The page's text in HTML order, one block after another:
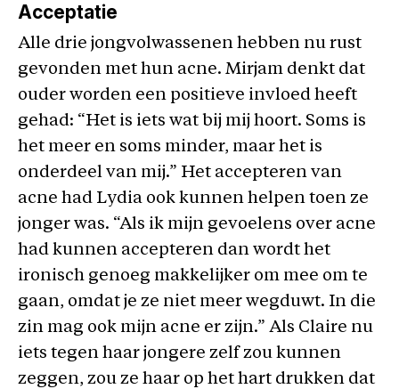
Acceptatie
Alle drie jongvolwassenen hebben nu rust
gevonden met hun acne. Mirjam denkt dat
ouder worden een positieve invloed heeft
gehad: “Het is iets wat bij mij hoort. Soms is
het meer en soms minder, maar het is
onderdeel van mij.” Het accepteren van
acne had Lydia ook kunnen helpen toen ze
jonger was. “Als ik mijn gevoelens over acne
had kunnen accepteren dan wordt het
ironisch genoeg makkelijker om mee om te
gaan, omdat je ze niet meer wegduwt. In die
zin mag ook mijn acne er zijn.” Als Claire nu
iets tegen haar jongere zelf zou kunnen
zeggen, zou ze haar op het hart drukken dat